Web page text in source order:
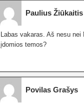
Paulius Žiūkaitis
Labas vakaras. Aš nesu
įdomios temos?
Povilas Grašys